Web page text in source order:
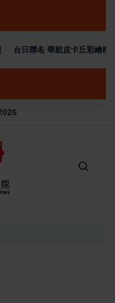
聯名 華航皮卡丘彩繪機塗裝